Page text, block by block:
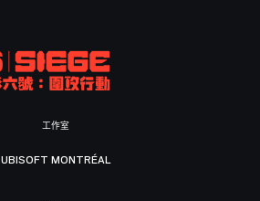
工作室
UBISOFT MONTRÉAL